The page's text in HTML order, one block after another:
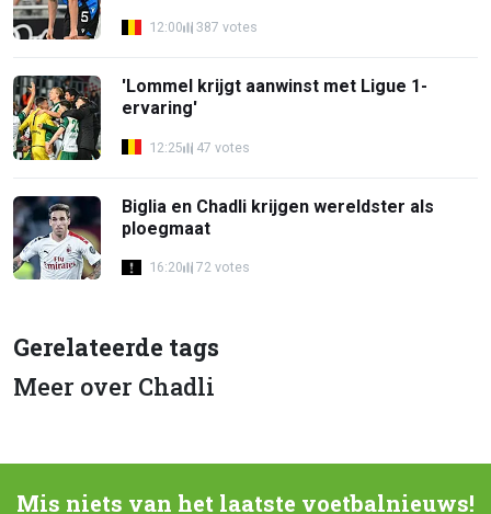
12:00 387 votes
'Lommel krijgt aanwinst met Ligue 1-
ervaring'
12:25 47 votes
Biglia en Chadli krijgen wereldster als
ploegmaat
16:20 72 votes
Gerelateerde tags
Meer over Chadli
Mis niets van het laatste voetbalnieuws!